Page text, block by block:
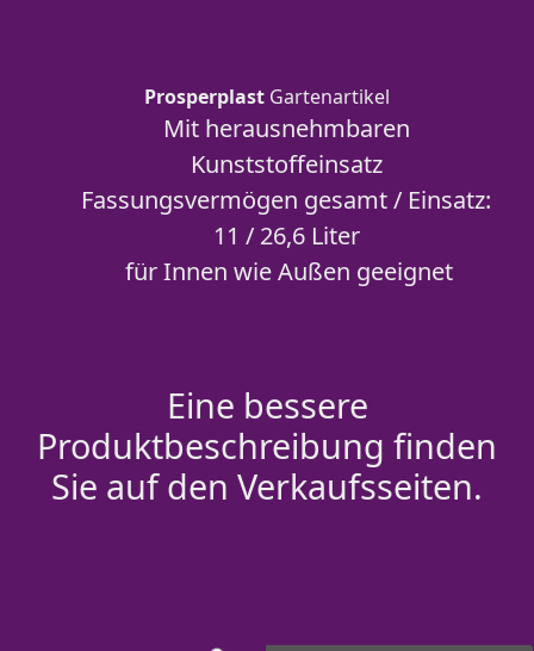
Prosperplast Gartenartikel
Mit herausnehmbaren
Kunststoffeinsatz
Fassungsvermögen gesamt / Einsatz:
11 / 26,6 Liter
für Innen wie Außen geeignet
Eine bessere
Produktbeschreibung finden
Sie auf den Verkaufsseiten.